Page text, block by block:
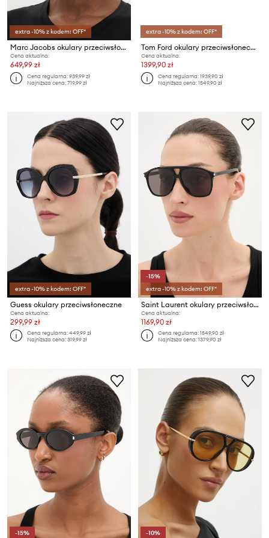
extra -10% z kodem: OFF*
Marc Jacobs okulary przeciwsłoneczne damskie
Cena aktualna:
649,99 zł
Cena regularna:939,99 zł
Najniższa cena:719,99 zł
extra -10% z kodem: OFF*
Tom Ford okulary przeciwsłoneczne
Cena aktualna:
1399,90 zł
Cena regularna:1939,90 zł
Najniższa cena:1549,90 zł
extra -10% z kodem: OFF*
Guess okulary przeciwsłoneczne
Cena aktualna:
299,99 zł
Cena regularna:449,99 zł
Najniższa cena:319,99 zł
-15%
extra -10% z kodem: OFF*
Saint Laurent okulary przeciwsłoneczne DUNE
Cena aktualna:
1169,90 zł
Cena regularna:1549,90 zł
Najniższa cena:1379,90 zł
-15%
-10%